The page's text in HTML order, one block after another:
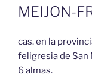
EL
MEIJON-
cas. en la
feligresia de San
6 almas.